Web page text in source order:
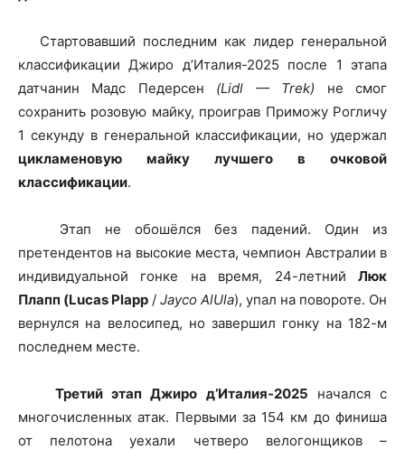
Стартовавший последним как лидер генеральной
классификации Джиро д’Италия-2025 после 1 этапа
датчанин Мадс Педерсен (Lidl — Trek) не смог
сохранить розовую майку, проиграв Приможу Рогличу
1 секунду в генеральной классификации, но удержал
цикламеновую майку лучшего в очковой
классификации.
Этап не обошёлся без падений. Один из
претендентов на высокие места, чемпион Австралии в
индивидуальной гонке на время, 24-летний Люк
Плапп (Lucas Plapp / Jayco AlUla), упал на повороте. Он
вернулся на велосипед, но завершил гонку на 182-м
последнем месте.
Третий этап Джиро д’Италия-2025 начался с
многочисленных атак. Первыми за 154 км до финиша
от пелотона уехали четверо велогонщиков –